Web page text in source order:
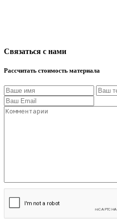
Связаться с нами
Рассчитать стоимость материала